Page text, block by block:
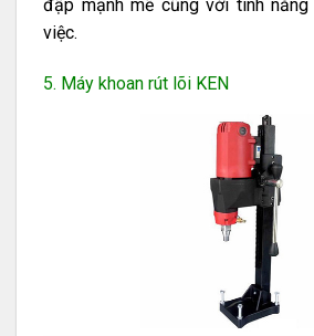
đập mạnh mẽ cũng với tính
việc.
5. Máy khoan rút lõi KEN